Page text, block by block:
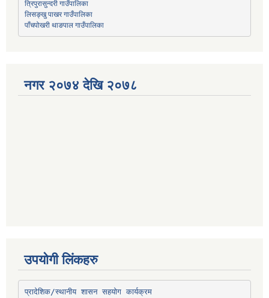
त्रिपुरासुन्दरी गाउँपालिका
लिसङ्खु पाखर गाउँपालिका
पाँचपोखरी थाङपाल गाउँपालिका
नगर २०७४ देखि २०७८
उपयोगी लिंकहरु
प्रादेशिक/स्थानीय शासन सहयोग कार्यक्रम